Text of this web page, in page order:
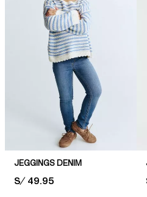
JEGGINGS DENIM
PRICE:
S/ 49.95